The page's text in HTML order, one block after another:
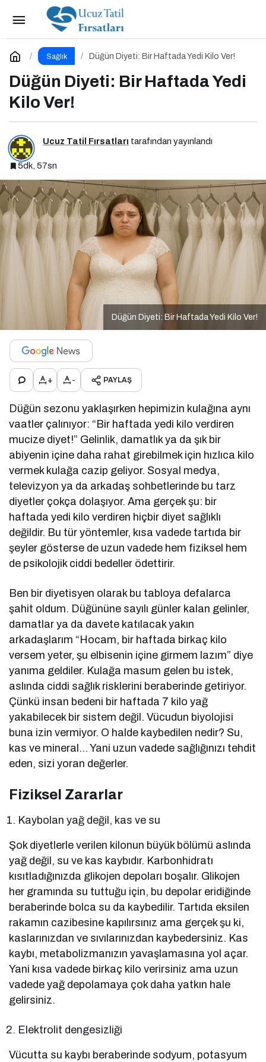
Sağlık Düğün Diyeti: Bir Haftada Yedi Kilo Ver!
Düğün Diyeti: Bir Haftada Yedi
Kilo Ver!
Ucuz Tatil Fırsatları tarafından yayınlandı
5dk, 57sn
Düğün Diyeti: Bir Haftada Yedi Kilo Ver!
+ - PAYLAŞ
Düğün sezonu yaklaşırken hepimizin kulağına aynı
vaatler çalınıyor: “Bir haftada yedi kilo verdiren
mucize diyet!” Gelinlik, damatlık ya da şık bir
abiyenin içine daha rahat girebilmek için hızlıca kilo
vermek kulağa cazip geliyor. Sosyal medya,
televizyon ya da arkadaş sohbetlerinde bu tarz
diyetler çokça dolaşıyor. Ama gerçek şu: bir
haftada yedi kilo verdiren hiçbir diyet sağlıklı
değildir. Bu tür yöntemler, kısa vadede tartıda bir
şeyler gösterse de uzun vadede hem fiziksel hem
de psikolojik ciddi bedeller ödettirir.
Ben bir diyetisyen olarak bu tabloya defalarca
şahit oldum. Düğününe sayılı günler kalan gelinler,
damatlar ya da davete katılacak yakın
arkadaşlarım “Hocam, bir haftada birkaç kilo
versem yeter, şu elbisenin içine girmem lazım” diye
yanıma geldiler. Kulağa masum gelen bu istek,
aslında ciddi sağlık risklerini beraberinde getiriyor.
Çünkü insan bedeni bir haftada 7 kilo yağ
yakabilecek bir sistem değil. Vücudun biyolojisi
buna izin vermiyor. O halde kaybedilen nedir? Su,
kas ve mineral… Yani uzun vadede sağlığınızı tehdit
eden, sizi yoran değerler.
Fiziksel Zararlar
Kaybolan yağ değil, kas ve su
Şok diyetlerle verilen kilonun büyük bölümü aslında
yağ değil, su ve kas kaybıdır. Karbonhidratı
kısıtladığınızda glikojen depoları boşalır. Glikojen
her gramında su tuttuğu için, bu depolar eridiğinde
beraberinde bolca su da kaybedilir. Tartıda eksilen
rakamın cazibesine kapılırsınız ama gerçek şu ki,
kaslarınızdan ve sıvılarınızdan kaybedersiniz. Kas
kaybı, metabolizmanızın yavaşlamasına yol açar.
Yani kısa vadede birkaç kilo verirsiniz ama uzun
vadede yağ depolamaya çok daha yatkın hale
gelirsiniz.
Elektrolit dengesizliği
Vücutta su kaybı beraberinde sodyum, potasyum
Regliyken Her Şey Sıfır Kalori!
Yorum Yap